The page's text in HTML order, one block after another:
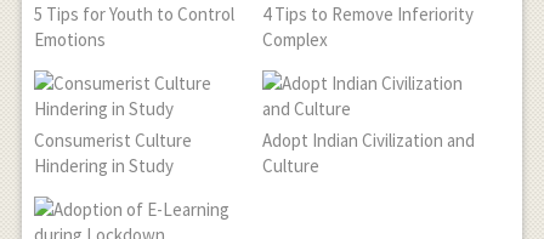
5 Tips for Youth to Control
Emotions
4 Tips to Remove Inferiority
Complex
Consumerist Culture
Hindering in Study
Adopt Indian Civilization and
Culture